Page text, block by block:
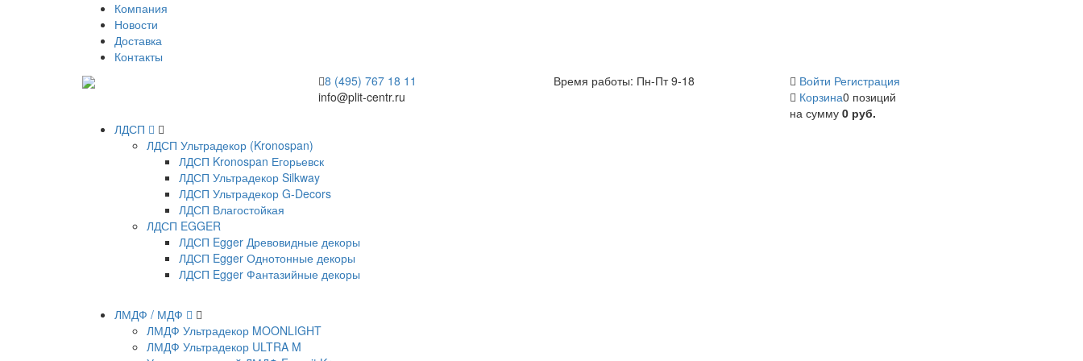
Компания
Новости
Доставка
Контакты
8 (495) 767 18 11
info@plit-centr.ru
Время работы: Пн-Пт 9-18 Войти Регистрация
Корзина0 позиций
на сумму 0 руб.
ЛДСП
ЛДСП Ультрадекор (Kronospan)
ЛДСП Kronospan Егорьевск
ЛДСП Ультрадекор Silkway
ЛДСП Ультрадекор G-Decors
ЛДСП Влагостойкая
ЛДСП EGGER
ЛДСП Egger Древовидные декоры
ЛДСП Egger Однотонные декоры
ЛДСП Egger Фантазийные декоры
ЛМДФ / МДФ
ЛМДФ Ультрадекор MOONLIGHT
ЛМДФ Ультрадекор ULTRA M